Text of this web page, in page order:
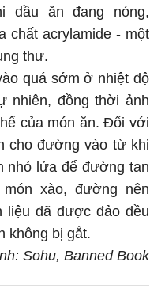
dầu ăn đang nóng,
chất acrylamide - một
thư.
quá sớm ở nhiệt độ
nhiên, đồng thời ảnh
của món ăn. Đối với
cho đường vào từ khi
nhỏ lửa để đường tan
xào, đường nên
liệu đã được đảo đều
không bị gắt.
Sohu, Banned Book